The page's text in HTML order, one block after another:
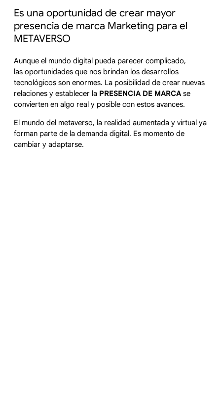
Es una oportunidad de crear mayor
presencia de marca Marketing para el
METAVERSO
Aunque el mundo digital pueda parecer complicado,
las oportunidades que nos brindan los desarrollos
tecnológicos son enormes. La posibilidad de crear nuevas
relaciones y establecer la PRESENCIA DE MARCAse
convierten en algo real y posible con estos avances.
El mundo del metaverso, la realidad aumentada y virtual ya
forman parte de la demanda digital. Es momento de
cambiar y adaptarse.